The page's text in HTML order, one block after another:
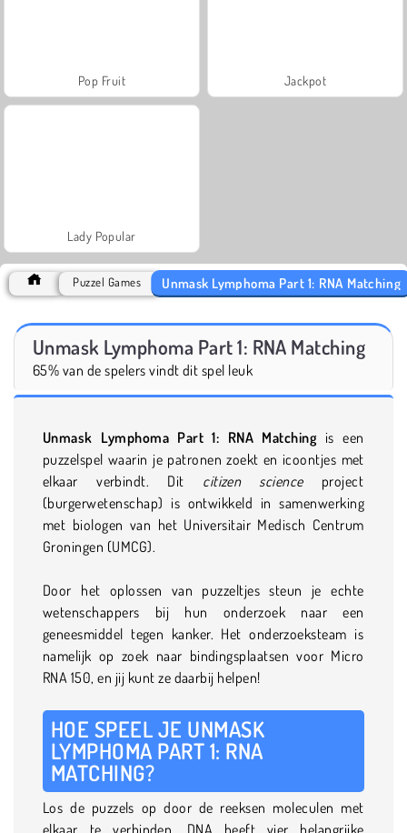
Pop Fruit Jackpot
Lady Popular
Puzzel Games Unmask Lymphoma Part 1: RNA Matching
Unmask Lymphoma Part 1: RNA Matching
65% van de spelers vindt dit spel leuk
Unmask Lymphoma Part 1: RNA Matchingis een
puzzelspel waarin je patronen zoekt en icoontjes met
elkaar verbindt. Dit citizen science project
(burgerwetenschap) is ontwikkeld in samenwerking
met biologen van het Universitair Medisch Centrum
Groningen (UMCG).
Door het oplossen van puzzeltjes steun je echte
wetenschappers bij hun onderzoek naar een
geneesmiddel tegen kanker. Het onderzoeksteam is
namelijk op zoek naar bindingsplaatsen voor Micro
RNA 150, en jij kunt ze daarbij helpen!
HOE SPEEL JE UNMASK
LYMPHOMA PART 1: RNA
MATCHING?
Los de puzzels op door de reeksen moleculen met
elkaar te verbinden. DNA heeft vier belangrijke